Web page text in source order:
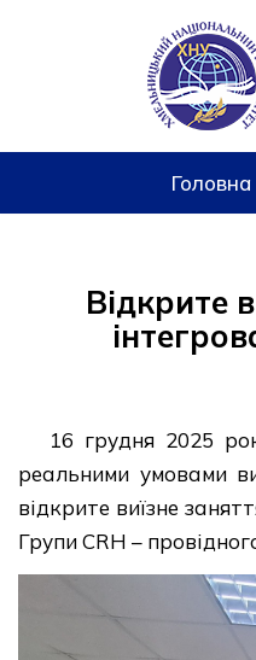
Головна
Відкрите
16 грудня 2025
реальними умовами
відкрите виїзне
Групи CRH –